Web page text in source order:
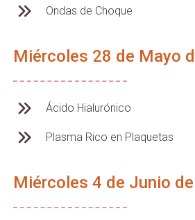
Ondas de Choque
Miércoles 28 de Mayo
Ácido Hialurónico
Plasma Rico en Plaquetas
Miércoles 4 de Junio